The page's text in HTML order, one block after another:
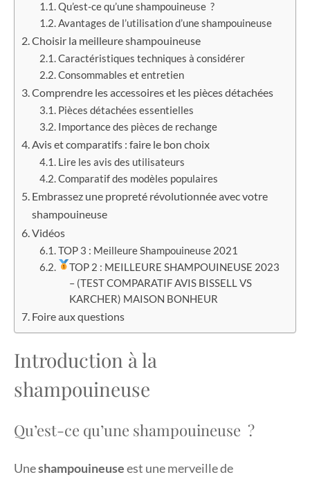
Qu’est-ce qu’une shampouineuse ?
Avantages de l’utilisation d’une shampouineuse
Choisir la meilleure shampouineuse
Caractéristiques techniques à considérer
Consommables et entretien
Comprendre les accessoires et les pièces détachées
Pièces détachées essentielles
Importance des pièces de rechange
Avis et comparatifs : faire le bon choix
Lire les avis des utilisateurs
Comparatif des modèles populaires
Embrassez une propreté révolutionnée avec votre
shampouineuse
Vidéos
TOP 3 : Meilleure Shampouineuse 2021
TOP 2 : MEILLEURE SHAMPOUINEUSE 2023
– (TEST COMPARATIF AVIS BISSELL VS
KARCHER) MAISON BONHEUR
Foire aux questions
Introduction à la
shampouineuse
Qu’est-ce qu’une shampouineuse ?
Uneshampouineuseest une merveille de